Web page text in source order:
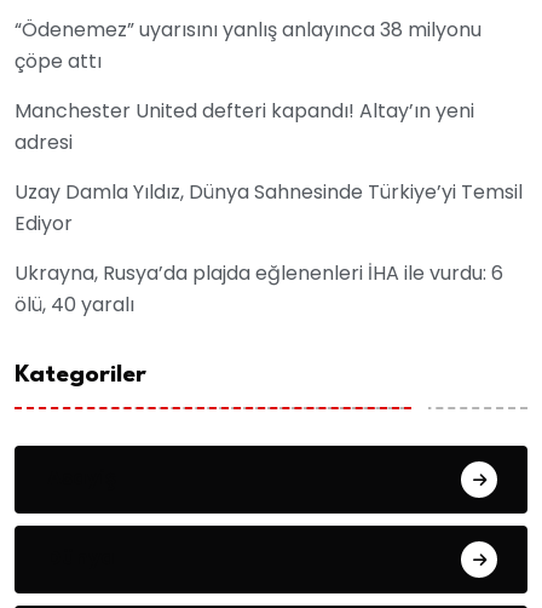
“Ödenemez” uyarısını yanlış anlayınca 38 milyonu
çöpe attı
Manchester United defteri kapandı! Altay’ın yeni
adresi
Uzay Damla Yıldız, Dünya Sahnesinde Türkiye’yi Temsil
Ediyor
Ukrayna, Rusya’da plajda eğlenenleri İHA ile vurdu: 6
ölü, 40 yaralı
Kategoriler